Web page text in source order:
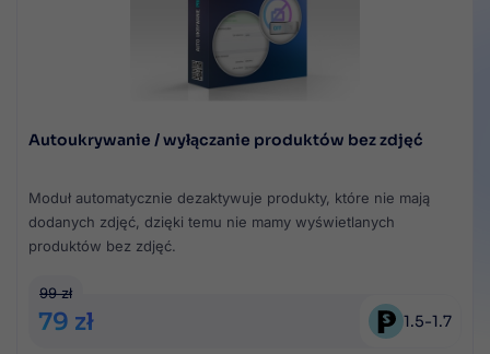
Autoukrywanie / wyłączanie produktów bez zdjęć
Moduł automatycznie dezaktywuje produkty, które nie mają
dodanych zdjęć, dzięki temu nie mamy wyświetlanych
produktów bez zdjęć.
99 zł
79 zł 1.5-1.7